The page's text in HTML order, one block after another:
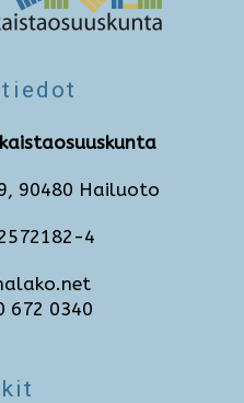
90480 Hailuoto
4
672 0340